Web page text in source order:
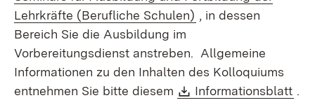
Lehrkräfte (Berufliche Schulen) , in dessen
Bereich Sie die Ausbildung im
Vorbereitungsdienst anstreben. Allgemeine
Informationen zu den Inhalten des Kolloquiums
entnehmen Sie bitte diesem
Download:
Informationsblatt .